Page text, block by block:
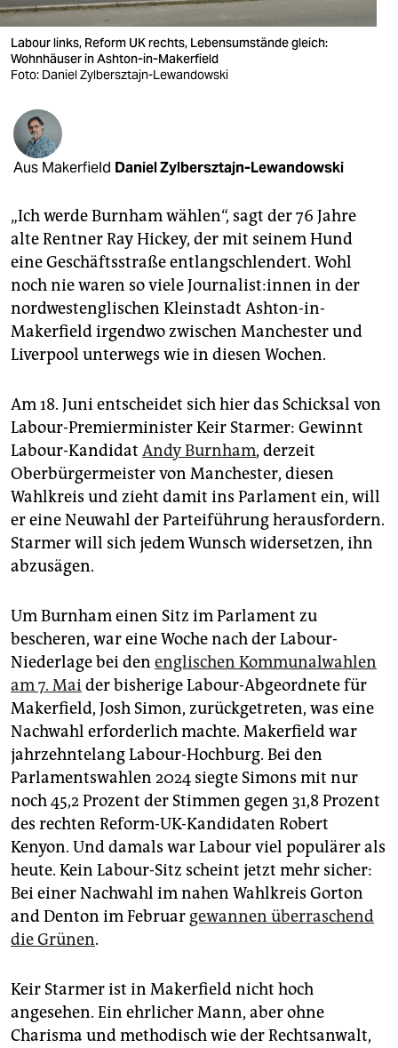
shop
fragen & hilfe
unterstützen
abo
genossenschaft
epaper login
Labour links, Reform UK rechts, Lebens­umstände gleich:
Wohnhäuser in Ashton-in-Makerfield
Foto: Daniel Zylbersztajn-Lewandowski
Aus Makerfield Daniel Zylbersztajn-Lewandowski
„Ich werde Burnham wählen“, sagt der 76 Jahre
alte Rentner Ray Hickey, der mit seinem Hund
eine Geschäftsstraße entlangschlendert. Wohl
noch nie waren so viele Jour­na­lis­t:in­nen in der
nordwestenglischen Kleinstadt Ashton-in-
Makerfield irgendwo zwischen Manchester und
Liverpool unterwegs wie in diesen Wochen.
Am 18. Juni entscheidet sich hier das Schicksal von
Labour-Premierminister Keir Starmer: Gewinnt
Labour-Kandidat Andy Burnham, derzeit
Oberbürgermeister von Manchester, diesen
Wahlkreis und zieht damit ins Parlament ein, will
er eine Neuwahl der Parteiführung herausfordern.
Starmer will sich jedem Wunsch widersetzen, ihn
abzusägen.
Um Burnham einen Sitz im Parlament zu
bescheren, war eine Woche nach der Labour-
Niederlage bei den englischen Kommunalwahlen
am 7. Maider bisherige Labour-Abgeordnete für
Makerfield, Josh Simon, zurückgetreten, was eine
Nachwahl erforderlich machte. Makerfield war
jahrzehntelang Labour-Hochburg. Bei den
Parlamentswahlen 2024 siegte Simons mit nur
noch 45,2 Prozent der Stimmen gegen 31,8 Prozent
des rechten Reform-UK-Kandidaten Robert
Kenyon. Und damals war Labour viel populärer als
heute. Kein Labour-Sitz scheint jetzt mehr sicher:
Bei einer Nachwahl im nahen Wahlkreis Gorton
and Denton im Februar gewannen überraschend
die Grünen.
Keir Starmer ist in Makerfield nicht hoch
angesehen. Ein ehrlicher Mann, aber ohne
Charisma und methodisch wie der Rechtsanwalt,